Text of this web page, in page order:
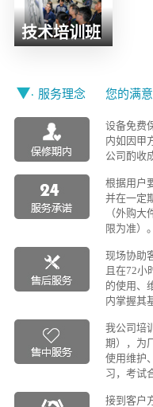
技术培训班
服务理念 您的满
设备免费
内如因甲
公司酌收
根据用户
并在一定
（外购
限为准）。
现场协助
且在72小
的使用、
内掌握其
我公司培
期），为
使用维护
习，考试
接到客户